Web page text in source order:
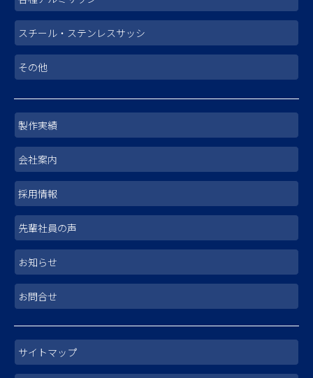
スチール・ステンレスサッシ
その他
製作実績
会社案内
採用情報
先輩社員の声
お知らせ
お問合せ
サイトマップ